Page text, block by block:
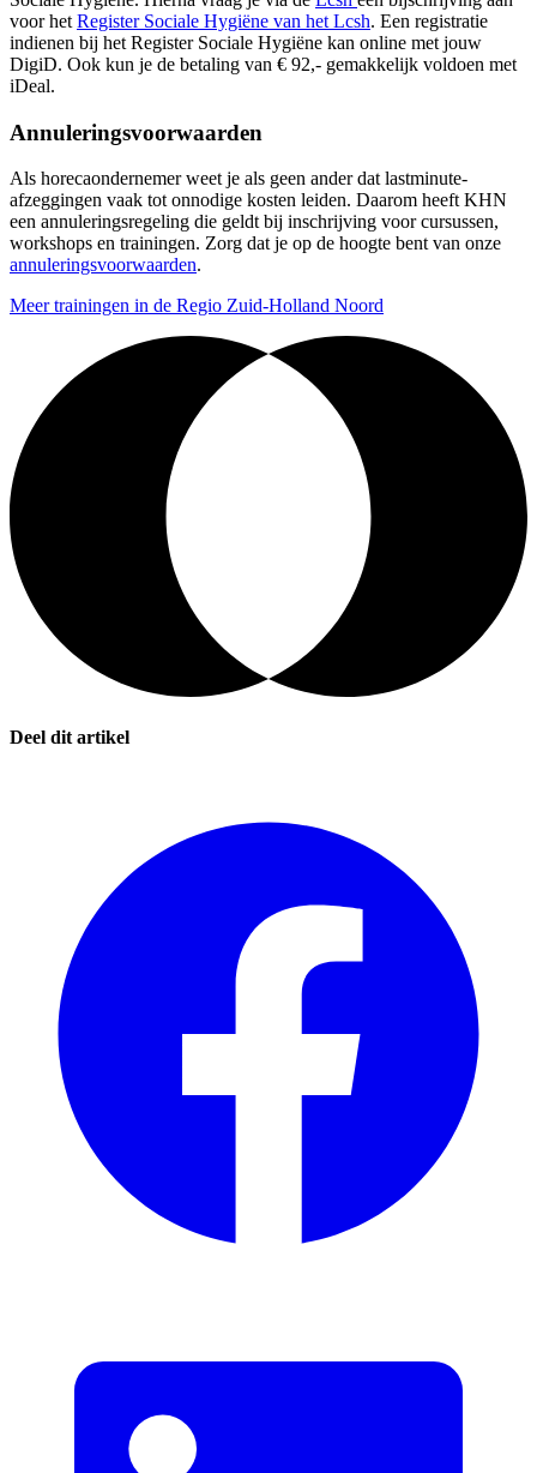
voor het Register Sociale Hygiëne van het Lcsh. Een registratie
indienen bij het Register Sociale Hygiëne kan online met jouw
DigiD. Ook kun je de betaling van € 92,- gemakkelijk voldoen met
iDeal.
Annuleringsvoorwaarden
Als horecaondernemer weet je als geen ander dat lastminute-
afzeggingen vaak tot onnodige kosten leiden. Daarom heeft KHN
een annuleringsregeling die geldt bij inschrijving voor cursussen,
workshops en trainingen. Zorg dat je op de hoogte bent van onze
annuleringsvoorwaarden.
Meer trainingen in de Regio Zuid-Holland Noord
Deel dit artikel